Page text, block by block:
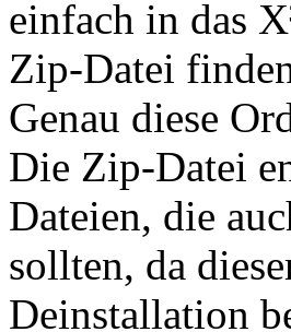
einfach in das
Zip-Datei
Genau diese
Die Zip-Datei
Dateien, die
sollten, da
Deinstallation